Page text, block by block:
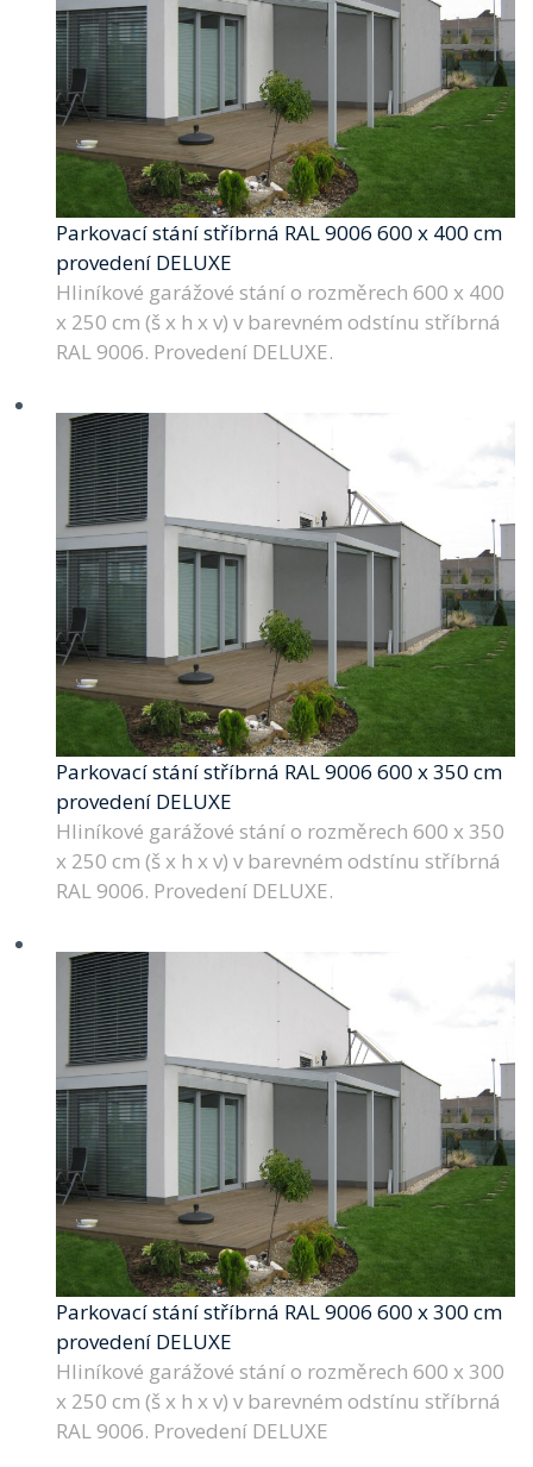
Parkovací stání stříbrná RAL 9006 600 x 400 cm
provedení DELUXE
Hliníkové garážové stání o rozměrech 600 x 400
x 250 cm (š x h x v) v barevném odstínu stříbrná
RAL 9006. Provedení DELUXE.
Parkovací stání stříbrná RAL 9006 600 x 350 cm
provedení DELUXE
Hliníkové garážové stání o rozměrech 600 x 350
x 250 cm (š x h x v) v barevném odstínu stříbrná
RAL 9006. Provedení DELUXE.
Parkovací stání stříbrná RAL 9006 600 x 300 cm
provedení DELUXE
Hliníkové garážové stání o rozměrech 600 x 300
x 250 cm (š x h x v) v barevném odstínu stříbrná
RAL 9006. Provedení DELUXE